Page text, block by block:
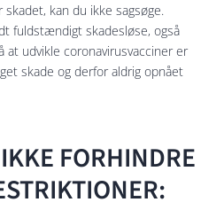
kan du ikke sagsøge.
fuldstændigt skadesløse, også
at udvikle coronavirusvacciner er
skade og derfor aldrig opnået
FORHINDRE